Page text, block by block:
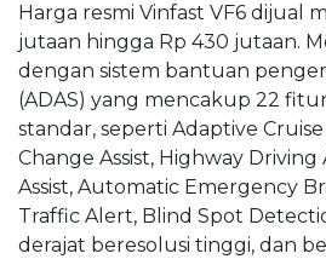
Harga resmi Vinfast VF6 dijual
jutaan hingga Rp 430 jutaan.
dengan sistem bantuan
(ADAS) yang mencakup 22
standar, seperti Adaptive
Change Assist, Highway Driving
Assist, Automatic Emergency
Traffic Alert, Blind Spot
derajat beresolusi tinggi, dan